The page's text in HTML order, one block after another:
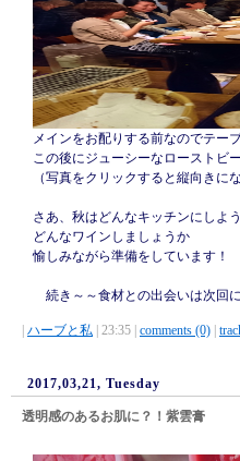
メインをお配りする前なのでテー
この後にジューシーなローストビ
（写真をクリックすると縦向きに
さあ、秋はどんなキッチンにしよ
どんなワインしましょうか
愉しみながら準備をしています！
続き～～食材との出会いは次回
ハーブと私 | 23:35 | comments (0)
2017,03,21, Tuesday
透明感のあるお肌に？！紫雲膏